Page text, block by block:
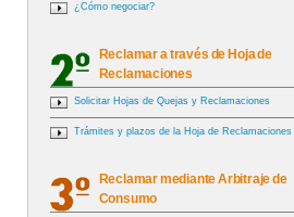
¿Cómo negociar?
Reclamar a través de Hoja de
Reclamaciones
Solicitar Hojas de Quejas y Reclamaciones
Trámites y plazos de la Hoja de Reclamaciones
Reclamar mediante Arbitraje de
Consumo